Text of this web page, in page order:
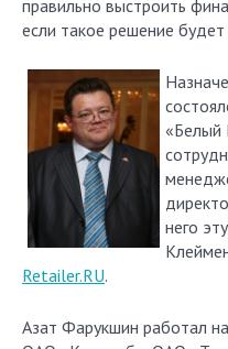
правильно выстроить
если такое решение будет
«Белый
него
Retailer.RU.
Азат Фарукшин работал